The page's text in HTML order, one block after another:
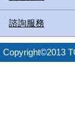
諮詢服務
Copyright©2013